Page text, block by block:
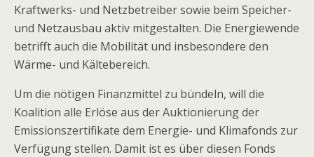
Kraftwerks- und Netzbetreiber sowie beim Speicher-
und Netzausbau aktiv mitgestalten. Die Energiewende
betrifft auch die Mobilität und insbesondere den
Wärme- und Kältebereich.
Um die nötigen Finanzmittel zu bündeln, will die
Koalition alle Erlöse aus der Auktionierung der
Emissionszertifikate dem Energie- und Klimafonds zur
Verfügung stellen. Damit ist es über diesen Fonds